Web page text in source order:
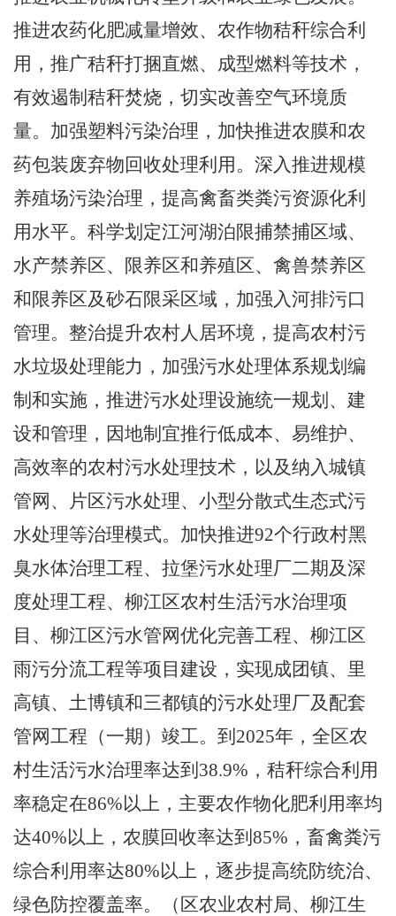
推进农药化肥减量增效、农作物秸秆综合利
用，推广秸秆打捆直燃、成型燃料等技术，
有效遏制秸秆焚烧，切实改善空气环境质
量。加强塑料污染治理，加快推进农膜和农
药包装废弃物回收处理利用。深入推进规模
养殖场污染治理，提高禽畜类粪污资源化利
用水平。科学划定江河湖泊限捕禁捕区域、
水产禁养区、限养区和养殖区、禽兽禁养区
和限养区及砂石限采区域，加强入河排污口
管理。整治提升农村人居环境，提高农村污
水垃圾处理能力，加强污水处理体系规划编
制和实施，推进污水处理设施统一规划、建
设和管理，因地制宜推行低成本、易维护、
高效率的农村污水处理技术，以及纳入城镇
管网、片区污水处理、小型分散式生态式污
水处理等治理模式。加快推进92个行政村黑
臭水体治理工程、拉堡污水处理厂二期及深
度处理工程、柳江区农村生活污水治理项
目、柳江区污水管网优化完善工程、柳江区
雨污分流工程等项目建设，实现成团镇、里
高镇、土博镇和三都镇的污水处理厂及配套
管网工程（一期）竣工。到 2025年，全区农
村生活污水治理率达到 38.9% ，秸秆综合利用
率稳定在86%以上，主要农作物化肥利用率均
达40%以上，农膜回收率达到 85% ，畜禽粪污
综合利用率达80%以上，逐步提高统防统治、
绿色防控覆盖率。
（区农业农村局、柳江生